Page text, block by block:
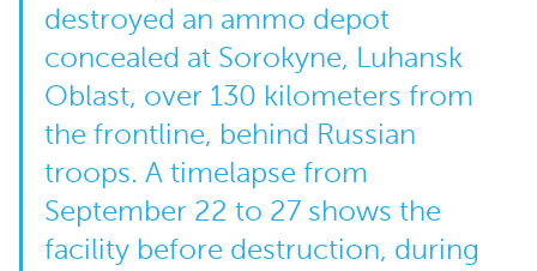
destroyed an ammo depot
concealed at Sorokyne, Luhansk
Oblast, over 130 kilometers from
the frontline, behind Russian
troops. A timelapse from
September 22 to 27 shows the
facility before destruction, during